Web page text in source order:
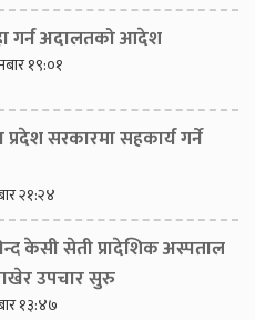
गर्न अदालतको आदेश
१९:०१
सरकारमा सहकार्य गर्ने
२१:२४
केसी सेती प्रादेशिक अस्पताल
उपचार सुरु
१३:४७